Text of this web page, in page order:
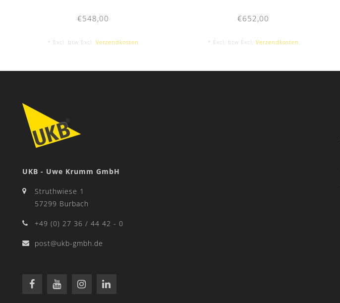
€548,00
* Excl. btw Excl.Verzendkosten
€652,00
* Excl. btw Excl. Verzendkosten
UKB - Uwe Krumm GmbH
Struthwiese 1
57299 Burbach
+49 (0) 27 36 / 44 42 - 0
post@ukb-gmbh.de